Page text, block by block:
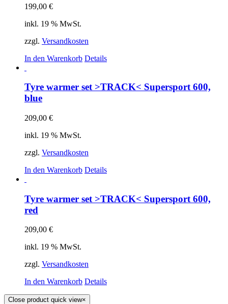
199,00 €
inkl. 19 % MwSt.
zzgl. Versandkosten
In den Warenkorb Details
Tyre warmer set >TRACK< Supersport 600,
blue
209,00 €
inkl. 19 % MwSt.
zzgl. Versandkosten
In den Warenkorb Details
Tyre warmer set >TRACK< Supersport 600,
red
209,00 €
inkl. 19 % MwSt.
zzgl. Versandkosten
In den Warenkorb Details
Close product quick view×